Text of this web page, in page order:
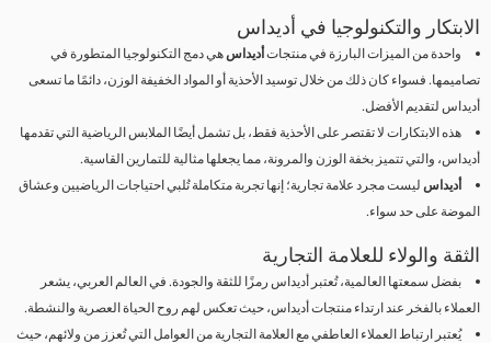
الابتكار والتكنولوجيا في أديداس
واحدة من الميزات البارزة في منتجاتأديداسهي دمج التكنولوجيا المتطورة في
تصاميمها. فسواء كان ذلك من خلال توسيد الأحذية أو المواد الخفيفة الوزن، دائمًا ما تسعى
أديداس لتقديم الأفضل.
هذه الابتكارات لا تقتصر على الأحذية فقط، بل تشمل أيضًا الملابس الرياضية التي تقدمها
أديداس، والتي تتميز بخفة الوزن والمرونة، مما يجعلها مثالية للتمارين القاسية.
أديداسليست مجرد علامة تجارية؛ إنها تجربة متكاملة تُلبي احتياجات الرياضيين وعشاق
الموضة على حد سواء.
الثقة والولاء للعلامة التجارية
بفضل سمعتها العالمية، تُعتبر أديداس رمزًا للثقة والجودة. في العالم العربي، يشعر
العملاء بالفخر عند ارتداء منتجات أديداس، حيث تعكس لهم روح الحياة العصرية والنشطة.
يُعتبر ارتباط العملاء العاطفي مع العلامة التجارية من العوامل التي تُعزز من ولائهم، حيث